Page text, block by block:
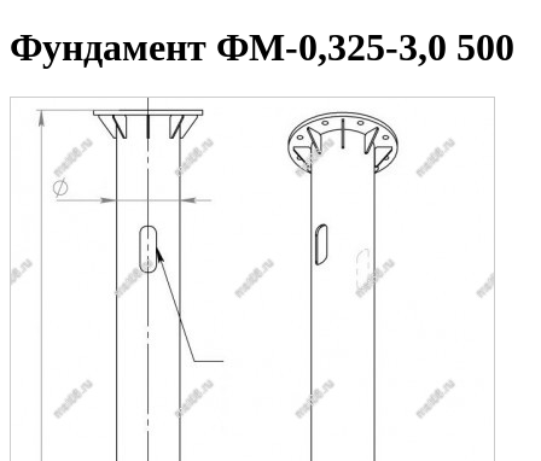
Фундамент ФМ-0,325-3,0 500